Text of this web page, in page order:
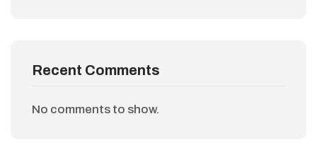
Recent Comments
No comments to show.